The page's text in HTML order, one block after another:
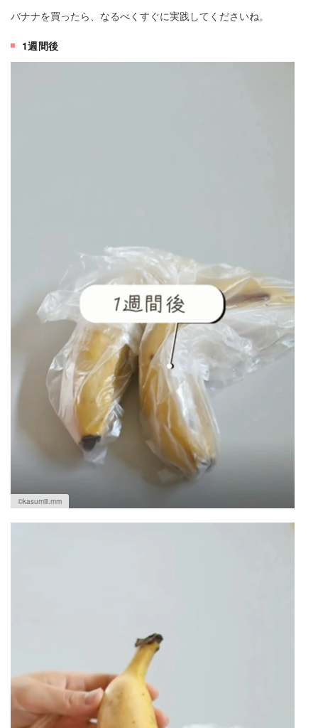
バナナを買ったら、なるべくすぐに実践してくださいね。
1週間後
©kasumiii.mm